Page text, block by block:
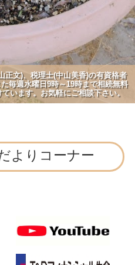
正文)、税理士(中山美香)の有資格者
毎週水曜日9時～19時まで相続無料
います。お気軽にご相談下さい。
よりコーナー